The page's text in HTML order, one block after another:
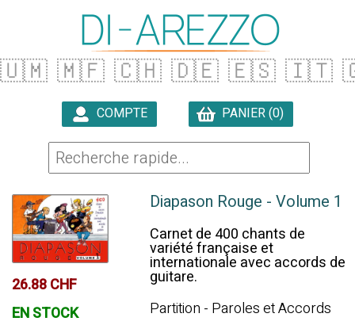
🇺🇲 🇲🇫 🇨🇭 🇩🇪 🇪🇸 🇮🇹
COMPTE PANIER (0)
26.88 CHF
EN STOCK
Diapason Rouge - Volume 1
Carnet de 400 chants de
variété française et
internationale avec accords de
guitare.
Partition - Paroles et Accords